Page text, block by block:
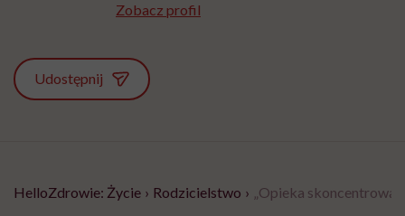
Zobacz profil
Udostępnij
HelloZdrowie: Życie › Rodzicielstwo › „Opieka